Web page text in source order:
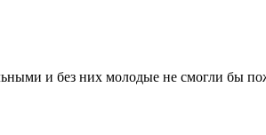
и без них молодые не смогли бы